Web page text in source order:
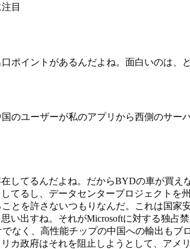
目
ポイントがあるんだよね。面白いのは、
のユーザーが私のアプリから西側のサー
してるんだよね。だからBYDの車が買
てるし、データセンタープロジェクトを
とを許さないつもりなんだ。これは国
い出すね。それがMicrosoftに対する独占
なく、高性能チップの中国への輸出も
カ政府はそれを阻止しようとして、アメ